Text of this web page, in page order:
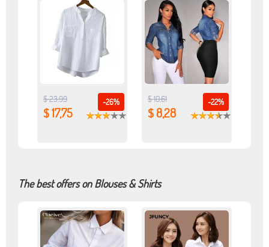
-26%
$ 23,99
$ 17,75
-22%
$ 10,61
$ 8,28
The best offers on Blouses & Shirts